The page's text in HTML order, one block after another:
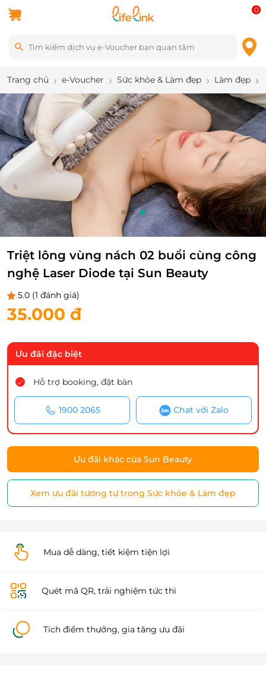
0
Trang chủ e-Voucher Sức khỏe & Làm đẹp Làm đẹp
3/3
Triệt lông vùng nách 02 buổi cùng công
nghệ Laser Diode tại Sun Beauty
5.0 (1 đánh giá)
35.000 đ
Ưu đãi đặc biệt
Hỗ trợ booking, đặt bàn
1900 2065 Chat với Zalo
Ưu đãi khác của Sun Beauty
Xem ưu đãi tương tự trong Sức khỏe & Làm đẹp
Mua dễ dàng, tiết kiệm tiện lợi
Quét mã QR, trải nghiệm tức thì
Tích điểm thưởng, gia tăng ưu đãi